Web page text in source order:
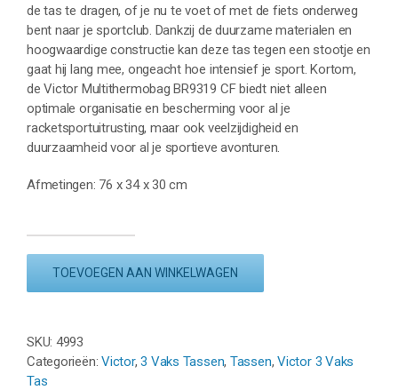
de tas te dragen, of je nu te voet of met de fiets onderweg
bent naar je sportclub. Dankzij de duurzame materialen en
hoogwaardige constructie kan deze tas tegen een stootje en
gaat hij lang mee, ongeacht hoe intensief je sport. Kortom,
de Victor Multithermobag BR9319 CF biedt niet alleen
optimale organisatie en bescherming voor al je
racketsportuitrusting, maar ook veelzijdigheid en
duurzaamheid voor al je sportieve avonturen.
Afmetingen: 76 x 34 x 30 cm
BR9313
BLACK/BLUE
aantal
TOEVOEGEN AAN WINKELWAGEN
SKU: 4993
Categorieën:Victor,3 Vaks Tassen, Tassen,Victor 3 Vaks
Tas